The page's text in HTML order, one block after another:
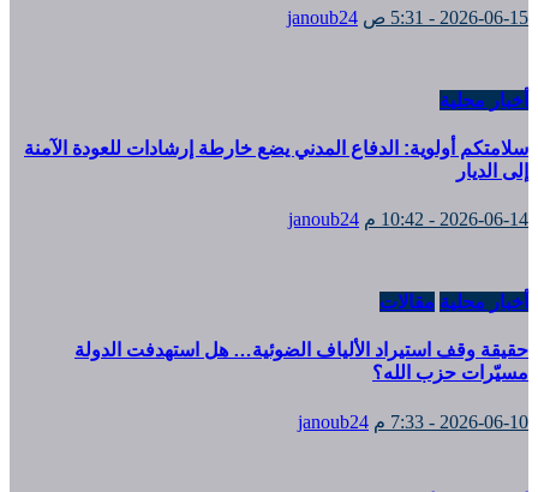
2026-06-15 - 5:31 ص janoub24
أخبار محلية
سلامتكم أولوية: الدفاع المدني يضع خارطة إرشادات للعودة الآمنة
إلى الديار
2026-06-14 - 10:42 م janoub24
أخبار محلية مقالات
حقيقة وقف استيراد الألياف الضوئية… هل استهدفت الدولة
مسيّرات حزب الله؟
2026-06-10 - 7:33 م janoub24